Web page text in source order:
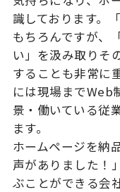
識しております。
もちろんですが、
い」を汲み取りそ
することも非常に
には現場までWeb
景・働いている従
ます。
ホームページを納
声がありました！
ぶことができる会